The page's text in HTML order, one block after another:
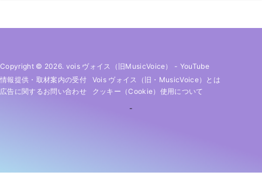
Copyright © 2026. vois ヴォイス（旧MusicVoice） - YouTube
情報提供・取材案内の受付
Vois ヴォイス（旧・MusicVoice）とは
広告に関するお問い合わせ
クッキー（cookie）使用について
-